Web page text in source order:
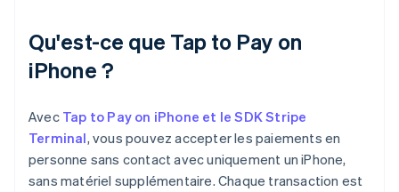
Qu'est-ce que Tap to Pay on
iPhone ?
Avec Tap to Pay on iPhone et le SDK Stripe
Terminal, vous pouvez accepter les paiements en
personne sans contact avec uniquement un iPhone,
sans matériel supplémentaire. Chaque transaction est